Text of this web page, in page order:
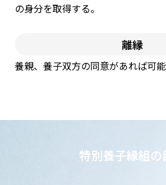
の⾝分を取得する。
離縁
養親、養⼦双⽅の同意があれば可能
特別養子縁組の